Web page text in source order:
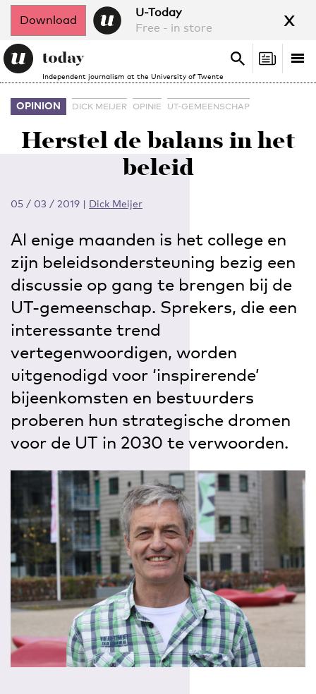
Download
U-Today
Free - in store
x
Independent journalism at the University of Twente
Search
Search
OPINION DICK MEIJER OPINIE UT-GEMEENSCHAP
Herstel de balans in het
beleid
05 / 03 / 2019 | Dick Meijer
Al enige maanden is het college en
zijn beleidsondersteuning bezig een
discussie op gang te brengen bij de
UT-gemeenschap. Sprekers, die een
interessante trend
vertegenwoordigen, worden
uitgenodigd voor ‘inspirerende’
bijeenkomsten en bestuurders
proberen hun strategische dromen
voor de UT in 2030 te verwoorden.